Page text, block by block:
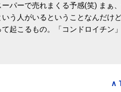
パーで売れまくる予感(笑) まぁ
いう人がいるということなんだけ
て起こるもの。「コンドロイチン
は、食生活で「コンドロイチン
日1パックでコンドロイチン補給
∧